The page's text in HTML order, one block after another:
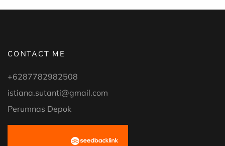
CONTACT ME
+6287782982508
istiana.sutanti@gmail.com
Perumnas Depok